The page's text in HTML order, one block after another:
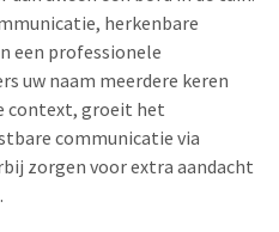
herkenbare
een professionele
uw naam meerdere keren
context, groeit het
communicatie via
zorgen voor extra aandacht